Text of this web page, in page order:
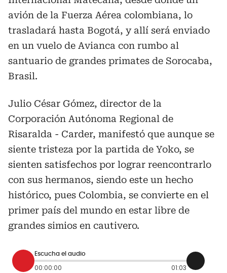
avión de la Fuerza Aérea colombiana, lo
trasladará hasta Bogotá, y allí será enviado
en un vuelo de Avianca con rumbo al
santuario de grandes primates de Sorocaba,
Brasil.
Julio César Gómez, director de la
Corporación Autónoma Regional de
Risaralda - Carder, manifestó que aunque se
siente tristeza por la partida de Yoko, se
sienten satisfechos por lograr reencontrarlo
con sus hermanos, siendo este un hecho
histórico, pues Colombia, se convierte en el
primer país del mundo en estar libre de
grandes simios en cautivero.
Escucha el audio
00:00:00 01:03